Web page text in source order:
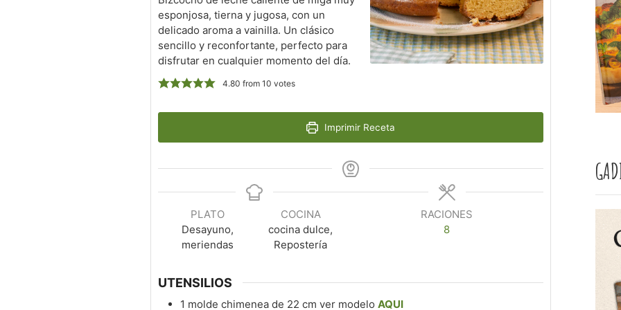
esponjosa, tierna y jugosa, con un
delicado aroma a vainilla. Un clásico
sencillo y reconfortante, perfecto para
disfrutar en cualquier momento del día.
4.80 from 10 votes
Imprimir Receta
PLATO
Desayuno,
meriendas
COCINA
cocina dulce,
Repostería
RACIONES
8
UTENSILIOS
1 molde chimenea de 22 cm ver modelo AQUI